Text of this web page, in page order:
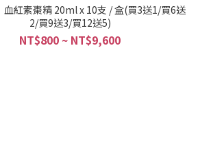
血紅素棗精 20ml x 10支 / 盒(買3送1/買6送
2/買9送3/買12送5)
NT$800 ~ NT$9,600